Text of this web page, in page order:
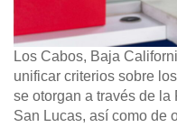
Los Cabos, Baja
unificar criterios sobre
se otorgan a través de
San Lucas, así como de